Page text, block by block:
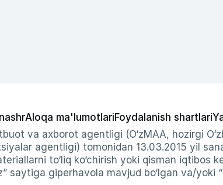
Aloqa ma'lumotlariFoydalanish shartlari
va axborot agentligi (O‘zMAA, hozirgi
agentligi) tomonidan 13.03.2015 yil
to‘liq ko‘chirish yoki qisman
saytiga giperhavola mavjud bo‘lgan va/yoki